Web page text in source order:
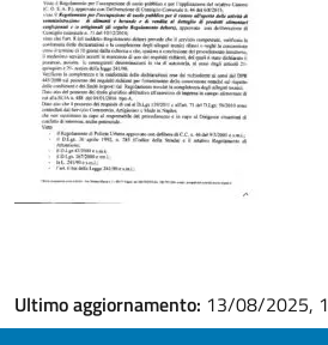
Ultimo aggiornamento: 13/08/2025,